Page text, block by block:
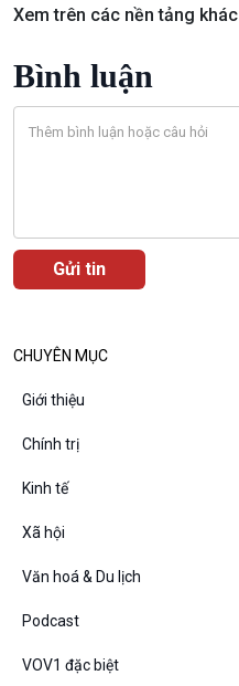
Chân dung cuộc sống
Xem trên các nền tảng khác
Bình luận
CHUYÊN MỤC
Giới thiệu
Chính trị
Kinh tế
Xã hội
Văn hoá & Du lịch
Podcast
VOV1 đặc biệt